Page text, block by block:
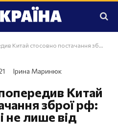
постачання зброї рф: Будуть санкції і не лише від США
Ірина Маринюк
Китай
зброї рф:
не лише від